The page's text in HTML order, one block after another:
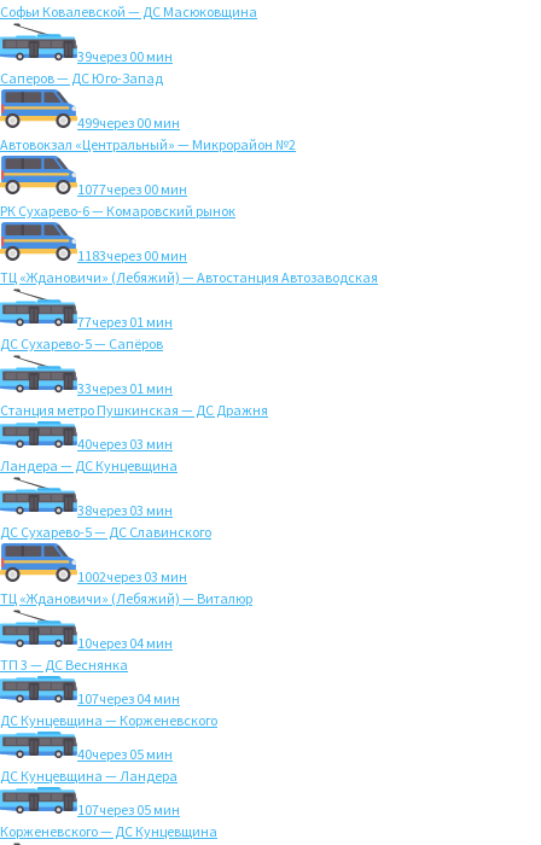
Софьи Ковалевской — ДС Масюковщина
39через 00 мин
Саперов — ДС Юго-Запад
499через 00 мин
Автовокзал «Центральный» — Микрорайон №2
1077через 00 мин
РК Сухарево-6 — Комаровский рынок
1183через 00 мин
ТЦ «Ждановичи» (Лебяжий) — Автостанция Автозаводская
77через 01 мин
ДС Сухарево-5 — Сапёров
33через 01 мин
Станция метро Пушкинская — ДС Дражня
40через 03 мин
Ландера — ДС Кунцевщина
38через 03 мин
ДС Сухарево-5 — ДС Славинского
1002через 03 мин
ТЦ «Ждановичи» (Лебяжий) — Виталюр
10через 04 мин
ТП 3 — ДС Веснянка
107через 04 мин
ДС Кунцевщина — Корженевского
40через 05 мин
ДС Кунцевщина — Ландера
107через 05 мин
Корженевского — ДС Кунцевщина